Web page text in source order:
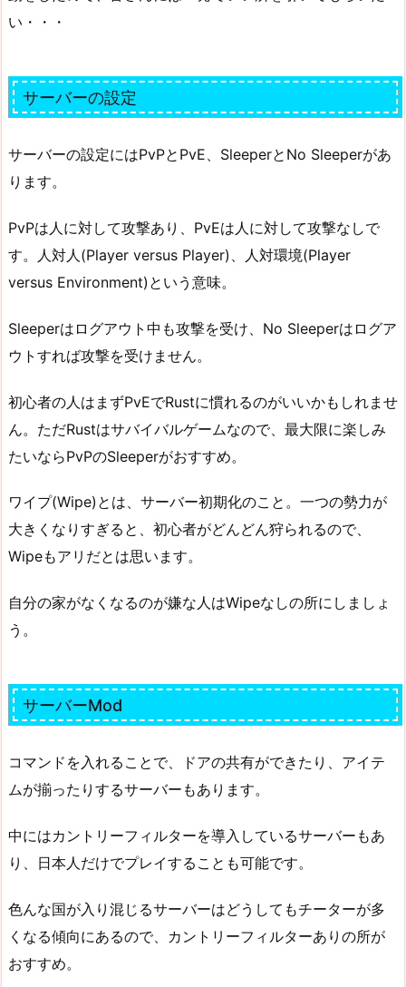
い・・・
サーバーの設定
サーバーの設定にはPvPとPvE、SleeperとNo Sleeperがあ
ります。
PvPは人に対して攻撃あり、PvEは人に対して攻撃なしで
す。人対人(Player versus Player)、人対環境(Player
versus Environment)という意味。
Sleeperはログアウト中も攻撃を受け、No Sleeperはログア
ウトすれば攻撃を受けません。
初心者の人はまずPvEでRustに慣れるのがいいかもしれませ
ん。ただRustはサバイバルゲームなので、最大限に楽しみ
たいならPvPのSleeperがおすすめ。
ワイプ(Wipe)とは、サーバー初期化のこと。一つの勢力が
大きくなりすぎると、初心者がどんどん狩られるので、
Wipeもアリだとは思います。
自分の家がなくなるのが嫌な人はWipeなしの所にしましょ
う。
サーバーMod
コマンドを入れることで、ドアの共有ができたり、アイテ
ムが揃ったりするサーバーもあります。
中にはカントリーフィルターを導入しているサーバーもあ
り、日本人だけでプレイすることも可能です。
色んな国が入り混じるサーバーはどうしてもチーターが多
くなる傾向にあるので、カントリーフィルターありの所が
おすすめ。